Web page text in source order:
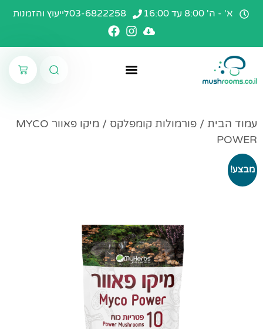
א' - ה' 8:00 עד 16:00 03-6822258לייעוץ והזמנות
עמוד הבית / פורמולות קומפלקס
/ מיקו פאוור MYCO
POWER
מבצע!